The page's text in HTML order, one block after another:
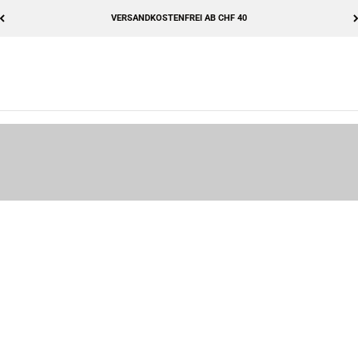
VERSANDKOSTENFREI AB CHF 40
Schuhe, Shorts, Schutzausrüstung und mehr.